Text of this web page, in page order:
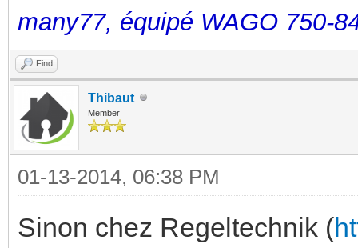
many77, équipé WAGO 750-
Find
Thibaut
Member
01-13-2014, 06:38 PM
Sinon chez Regeltechnik (